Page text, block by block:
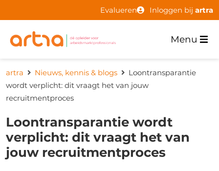
Evalueren Inloggen bij artra
Menu
artra Nieuws, kennis & blogs
Loontransparantie
wordt verplicht: dit vraagt het van jouw
recruitmentproces
Loontransparantie wordt
verplicht: dit vraagt het van
jouw recruitmentproces